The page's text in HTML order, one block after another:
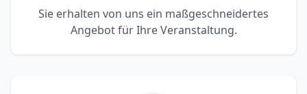
Sie erhalten von uns ein maßgeschneidertes
Angebot für Ihre Veranstaltung.